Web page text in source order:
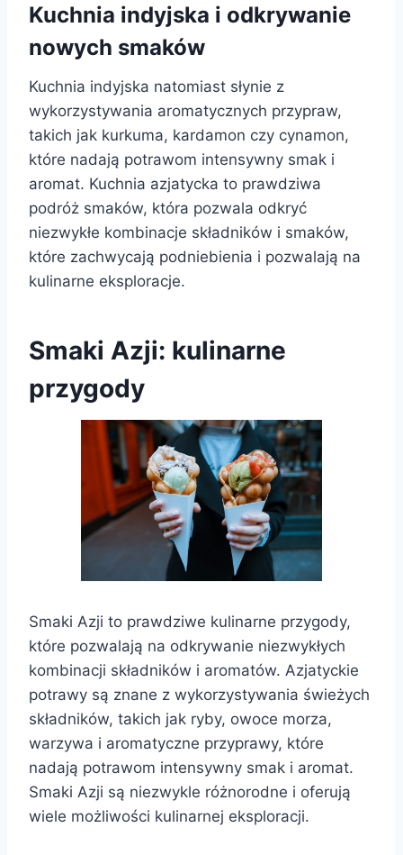
Kuchnia indyjska i odkrywanie
nowych smaków
Kuchnia indyjska natomiast słynie z
wykorzystywania aromatycznych przypraw,
takich jak kurkuma, kardamon czy cynamon,
które nadają potrawom intensywny smak i
aromat. Kuchnia azjatycka to prawdziwa
podróż smaków, która pozwala odkryć
niezwykłe kombinacje składników i smaków,
które zachwycają podniebienia i pozwalają na
kulinarne eksploracje.
Smaki Azji: kulinarne
przygody
Smaki Azji to prawdziwe kulinarne przygody,
które pozwalają na odkrywanie niezwykłych
kombinacji składników i aromatów. Azjatyckie
potrawy są znane z wykorzystywania świeżych
składników, takich jak ryby, owoce morza,
warzywa i aromatyczne przyprawy, które
nadają potrawom intensywny smak i aromat.
Smaki Azji są niezwykle różnorodne i oferują
wiele możliwości kulinarnej eksploracji.